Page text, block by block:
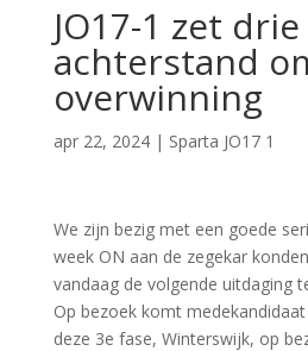
JO17-1 zet
achterstand
overwinning
apr 22, 2024| Sparta JO17 1
We zijn bezig met een goede
week ON aan de zegekar
vandaag de volgende uitdaging
Op bezoek komt
deze 3e fase, Winterswijk, op